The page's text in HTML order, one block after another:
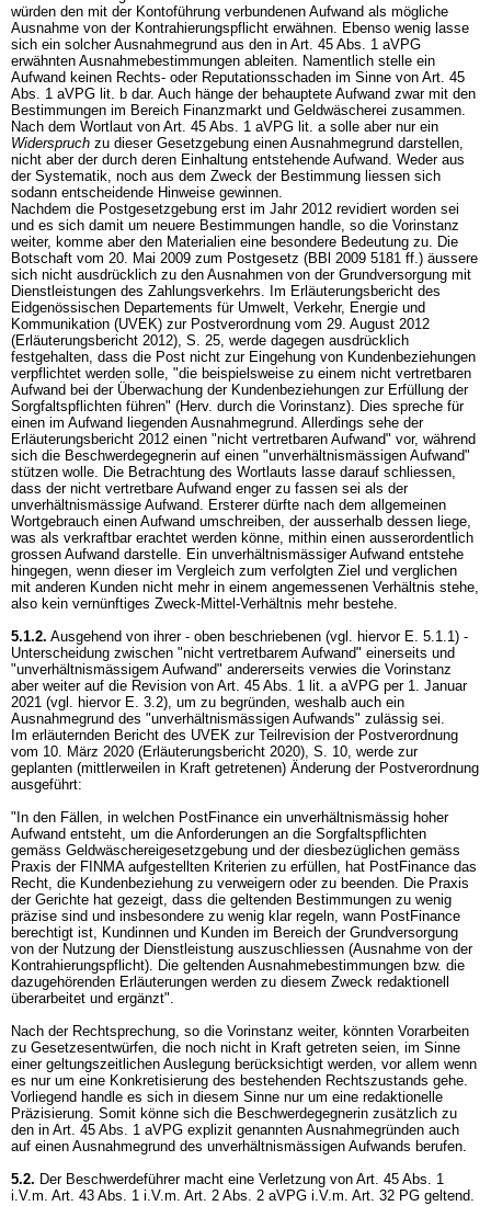
würden den mit der Kontoführung verbundenen Aufwand als mögliche
Ausnahme von der Kontrahierungspflicht erwähnen. Ebenso wenig lasse
sich ein solcher Ausnahmegrund aus den in Art. 45 Abs. 1 aVPG
erwähnten Ausnahmebestimmungen ableiten. Namentlich stelle ein
Aufwand keinen Rechts- oder Reputationsschaden im Sinne von Art. 45
Abs. 1 aVPG lit. b dar. Auch hänge der behauptete Aufwand zwar mit den
Bestimmungen im Bereich Finanzmarkt und Geldwäscherei zusammen.
Nach dem Wortlaut von Art. 45 Abs. 1 aVPG lit. a solle aber nur ein
Widerspruch zu dieser Gesetzgebung einen Ausnahmegrund darstellen,
nicht aber der durch deren Einhaltung entstehende Aufwand. Weder aus
der Systematik, noch aus dem Zweck der Bestimmung liessen sich
sodann entscheidende Hinweise gewinnen.
Nachdem die Postgesetzgebung erst im Jahr 2012 revidiert worden sei
und es sich damit um neuere Bestimmungen handle, so die Vorinstanz
weiter, komme aber den Materialien eine besondere Bedeutung zu. Die
Botschaft vom 20. Mai 2009 zum Postgesetz (BBl 2009 5181 ff.) äussere
sich nicht ausdrücklich zu den Ausnahmen von der Grundversorgung mit
Dienstleistungen des Zahlungsverkehrs. Im Erläuterungsbericht des
Eidgenössischen Departements für Umwelt, Verkehr, Energie und
Kommunikation (UVEK) zur Postverordnung vom 29. August 2012
(Erläuterungsbericht 2012), S. 25, werde dagegen ausdrücklich
festgehalten, dass die Post nicht zur Eingehung von Kundenbeziehungen
verpflichtet werden solle, "die beispielsweise zu einem nicht vertretbaren
Aufwand bei der Überwachung der Kundenbeziehungen zur Erfüllung der
Sorgfaltspflichten führen" (Herv. durch die Vorinstanz). Dies spreche für
einen im Aufwand liegenden Ausnahmegrund. Allerdings sehe der
Erläuterungsbericht 2012 einen "nicht vertretbaren Aufwand" vor, während
sich die Beschwerdegegnerin auf einen "unverhältnismässigen Aufwand"
stützen wolle. Die Betrachtung des Wortlauts lasse darauf schliessen,
dass der nicht vertretbare Aufwand enger zu fassen sei als der
unverhältnismässige Aufwand. Ersterer dürfte nach dem allgemeinen
Wortgebrauch einen Aufwand umschreiben, der ausserhalb dessen liege,
was als verkraftbar erachtet werden könne, mithin einen ausserordentlich
grossen Aufwand darstelle. Ein unverhältnismässiger Aufwand entstehe
hingegen, wenn dieser im Vergleich zum verfolgten Ziel und verglichen
mit anderen Kunden nicht mehr in einem angemessenen Verhältnis stehe,
also kein vernünftiges Zweck-Mittel-Verhältnis mehr bestehe.
5.1.2. Ausgehend von ihrer - oben beschriebenen (vgl. hiervor E. 5.1.1) -
Unterscheidung zwischen "nicht vertretbarem Aufwand" einerseits und
"unverhältnismässigem Aufwand" andererseits verwies die Vorinstanz
aber weiter auf die Revision von Art. 45 Abs. 1 lit. a aVPG per 1. Januar
2021 (vgl. hiervor E. 3.2), um zu begründen, weshalb auch ein
Ausnahmegrund des "unverhältnismässigen Aufwands" zulässig sei.
Im erläuternden Bericht des UVEK zur Teilrevision der Postverordnung
vom 10. März 2020 (Erläuterungsbericht 2020), S. 10, werde zur
geplanten (mittlerweilen in Kraft getretenen) Änderung der Postverordnung
ausgeführt:
"In den Fällen, in welchen PostFinance ein unverhältnismässig hoher
Aufwand entsteht, um die Anforderungen an die Sorgfaltspflichten
gemäss Geldwäschereigesetzgebung und der diesbezüglichen gemäss
Praxis der FINMA aufgestellten Kriterien zu erfüllen, hat PostFinance das
Recht, die Kundenbeziehung zu verweigern oder zu beenden. Die Praxis
der Gerichte hat gezeigt, dass die geltenden Bestimmungen zu wenig
präzise sind und insbesondere zu wenig klar regeln, wann PostFinance
berechtigt ist, Kundinnen und Kunden im Bereich der Grundversorgung
von der Nutzung der Dienstleistung auszuschliessen (Ausnahme von der
Kontrahierungspflicht). Die geltenden Ausnahmebestimmungen bzw. die
dazugehörenden Erläuterungen werden zu diesem Zweck redaktionell
überarbeitet und ergänzt".
Nach der Rechtsprechung, so die Vorinstanz weiter, könnten Vorarbeiten
zu Gesetzesentwürfen, die noch nicht in Kraft getreten seien, im Sinne
einer geltungszeitlichen Auslegung berücksichtigt werden, vor allem wenn
es nur um eine Konkretisierung des bestehenden Rechtszustands gehe.
Vorliegend handle es sich in diesem Sinne nur um eine redaktionelle
Präzisierung. Somit könne sich die Beschwerdegegnerin zusätzlich zu
den in Art. 45 Abs. 1 aVPG explizit genannten Ausnahmegründen auch
auf einen Ausnahmegrund des unverhältnismässigen Aufwands berufen.
5.2. Der Beschwerdeführer macht eine Verletzung von Art. 45 Abs. 1
i.V.m. Art. 43 Abs. 1 i.V.m. Art. 2 Abs. 2 aVPG i.V.m. Art. 32 PG geltend.